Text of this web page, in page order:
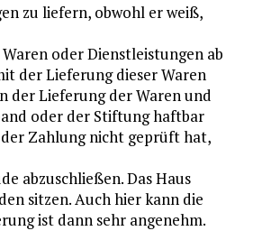
zu liefern, obwohl er weiß,
oder Dienstleistungen ab
der Lieferung dieser Waren
der Lieferung der Waren und
oder der Stiftung haftbar
Zahlung nicht geprüft hat,
abzuschließen. Das Haus
sitzen. Auch hier kann die
ist dann sehr angenehm.